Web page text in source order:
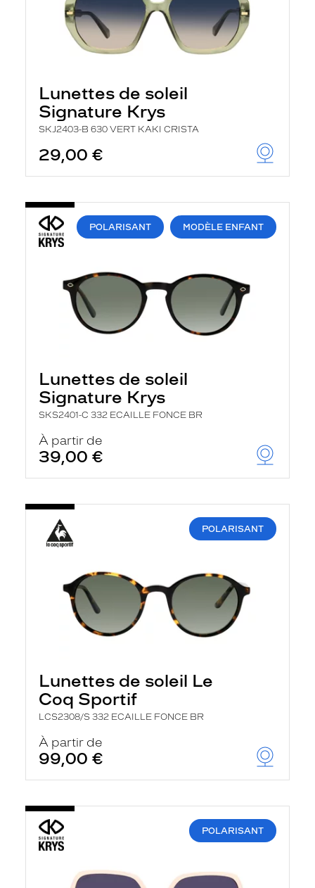
Lunettes de soleil
Signature Krys
SKJ2403-B 630 VERT KAKI CRISTA
29,00 €
POLARISANT MODÈLE ENFANT
Lunettes de soleil
Signature Krys
SKS2401-C 332 ECAILLE FONCE BR
À partir de
39,00 €
POLARISANT
Lunettes de soleil Le
Coq Sportif
LCS2308/S 332 ECAILLE FONCE BR
À partir de
99,00 €
POLARISANT